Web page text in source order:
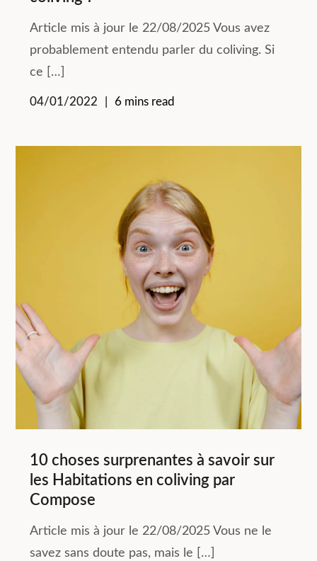
Article mis à jour le 22/08/2025 Vous avez
probablement entendu parler du coliving. Si
ce […]
04/01/2022 6 mins read
10 choses surprenantes à savoir sur
les Habitations en coliving par
Compose
Article mis à jour le 22/08/2025 Vous ne le
savez sans doute pas, mais le […]